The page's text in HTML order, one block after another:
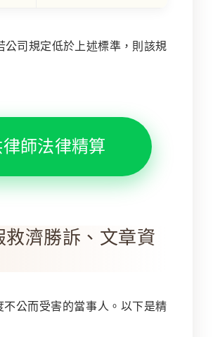
司規定低於上述標準，則該規
師法律精算
濟勝訴、文章資
公而受害的當事人。以下是精